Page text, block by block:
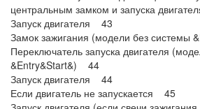
центральным замком и запуска
Запуск двигателя 43
Замок зажигания (модели без системы
Переключатель запуска двигателя
&Entry&Start&) 44
Запуск двигателя 44
Если двигатель не запускается 45